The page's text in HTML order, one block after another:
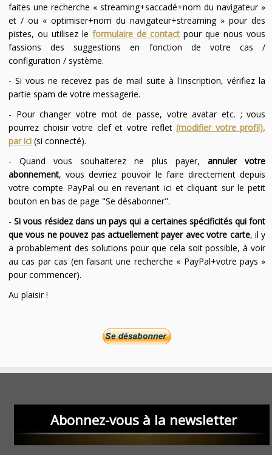
faites une recherche « streaming+saccadé+nom du navigateur »
et / ou « optimiser+nom du navigateur+streaming » pour des
pistes, ou utilisez leformulaire de contact pour que nous vous
fassions des suggestions en fonction de votre cas /
configuration / système.
- Si vous ne recevez pas de mail suite à l'inscription, vérifiez la
partie spam de votre messagerie.
- Pour changer votre mot de passe, votre avatar etc. ; vous
pourrez choisir votre clef et votre reflet(modifier votre profil),
par ici(si connecté).
- Quand vous souhaiterez ne plus payer,annuler votre
abonnement, vous devriez pouvoir le faire directement depuis
votre compte PayPal ou en revenant ici et cliquant sur le petit
bouton en bas de page "Se désabonner".
-Si vous résidez dans un pays qui a certaines spécificités qui font
que vous ne pouvez pas actuellement payer avec votre carte, il y
a probablement des solutions pour que cela soit possible, à voir
au cas par cas (en faisant une recherche « PayPal+votre pays »
pour commencer).
Au plaisir !
Abonnez-vous à la newsletter